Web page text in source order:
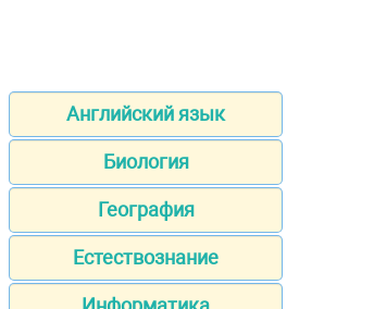
Английский язык
Биология
География
Естествознание